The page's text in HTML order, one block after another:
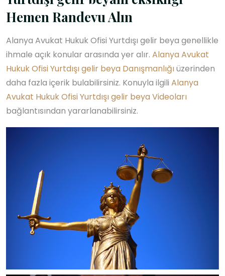
Hemen Randevu Alın
Alanya Avukat Hukuk Ofisi Yurtdışı gelir beya genellikle
ihmale açık konular arasında yer alır. Alanya Avukat
Hukuk Ofisi Yurtdışı gelir beya Danışmanlığıüzerinden
daha fazla içerik bulabilirsiniz. Konuyla ilgili Alanya
Avukat Hukuk Ofisi Yurtdışı gelir beya Videoları
bağlantısından yararlanabilirsiniz.